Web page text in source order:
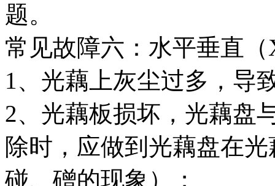
题。
常见故障六：水平垂直
1、光藕上灰尘过多，导
2、光藕板损坏，光藕盘
除时，应做到光藕盘在
碰、磳的现象）；